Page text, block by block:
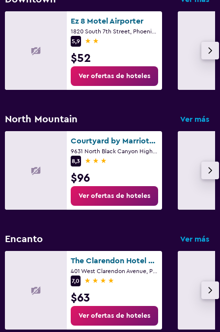
Ez 8 Motel Airporter
5,9
2 estrellas
$52
Ver ofertas de hoteles
North Mountain Ver más
Courtyard by Marriott Phoenix North
8,3
3 estrellas
$96
Ver ofertas de hoteles
Encanto Ver más
The Clarendon Hotel & Spa, BW Signature Collection
7,0
4 estrellas
$63
Ver ofertas de hoteles